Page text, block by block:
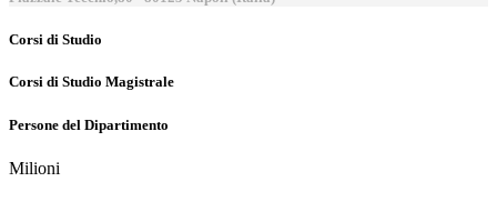
Corsi di Studio
Corsi di Studio Magistrale
Persone del Dipartimento
Milioni